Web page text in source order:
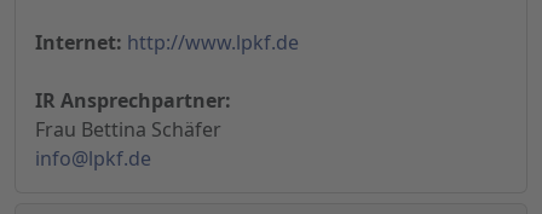
Internet: http://www.lpkf.de
IR Ansprechpartner:
Frau Bettina Schäfer
info@lpkf.de